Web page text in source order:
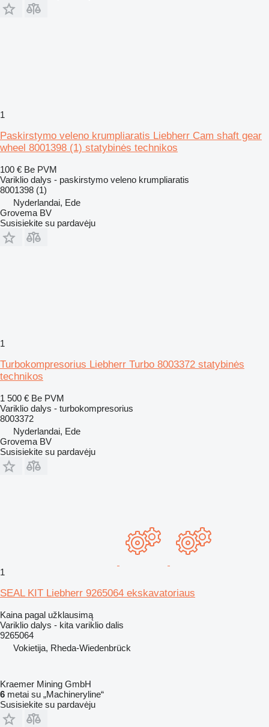
1
Paskirstymo veleno krumpliaratis Liebherr Cam shaft gear
wheel 8001398 (1) statybinės technikos
100 € Be PVM
Variklio dalys - paskirstymo veleno krumpliaratis
8001398 (1)
Nyderlandai, Ede
Grovema BV
Susisiekite su pardavėju
1
Turbokompresorius Liebherr Turbo 8003372 statybinės
technikos
1 500 € Be PVM
Variklio dalys - turbokompresorius
8003372
Nyderlandai, Ede
Grovema BV
Susisiekite su pardavėju
1
SEAL KIT Liebherr 9265064 ekskavatoriaus
Kaina pagal užklausimą
Variklio dalys - kita variklio dalis
9265064
Vokietija, Rheda-Wiedenbrück
Kraemer Mining GmbH
6 metai su „Machineryline“
Susisiekite su pardavėju